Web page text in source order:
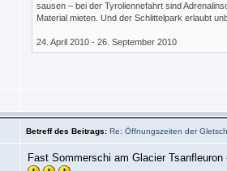
sausen – bei der Tyroliennefahrt sind
Material mieten. Und der Schlittelpark erlaubt
24. April 2010 - 26. September 2010
Betreff des Beitrags: Re: Öffnungszeiten der
Fast Sommerschi am Glacier